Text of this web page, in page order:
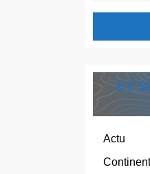
ET
Actu